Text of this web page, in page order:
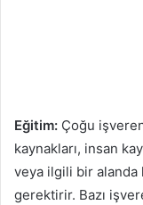
Eğitim: Çoğu
kaynakları, insan
veya ilgili bir alanda
gerektirir. Bazı